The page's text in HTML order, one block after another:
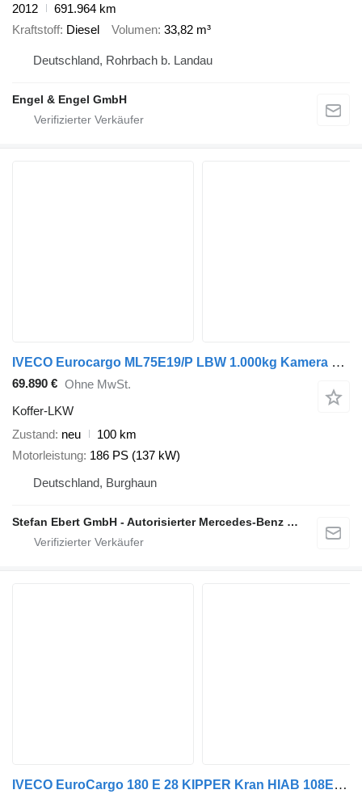
2012
691.964 km
Kraftstoff Diesel Volumen 33,82 m³
Deutschland, Rohrbach b. Landau
Engel & Engel GmbH
IVECO Eurocargo ML75E19/P LBW 1.000kg Kamera Spoiler
69.890 € Ohne MwSt.
Koffer-LKW
Zustand neu
100 km
Motorleistung 186 PS (137 kW)
Deutschland, Burghaun
Stefan Ebert GmbH - Autorisierter Mercedes-Benz Servicepartner
IVECO EuroCargo 180 E 28 KIPPER Kran HIAB 108ES-3*FUNK